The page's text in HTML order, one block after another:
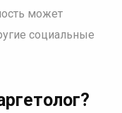
может
социальные